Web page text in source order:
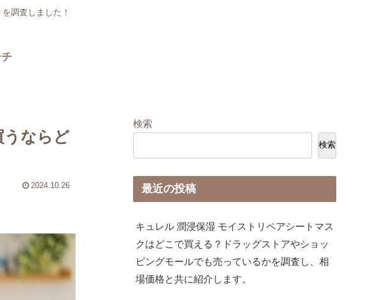
調査しました！
うならど
2024.10.26
検索
検索
最近の投稿
キュレル 潤浸保湿 モイストリペアシートマス
クはどこで買える？ドラッグストアやショッ
ピングモールでも売っているかを調査し、相
場価格と共に紹介します。